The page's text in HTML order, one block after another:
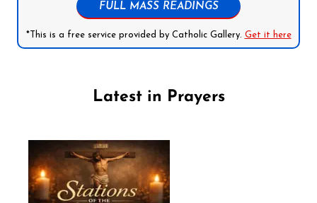
FULL MASS READINGS
*This is a free service provided by Catholic Gallery. Get it here
Latest in Prayers